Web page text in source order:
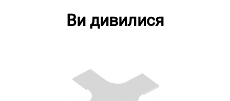
Ви дивилися